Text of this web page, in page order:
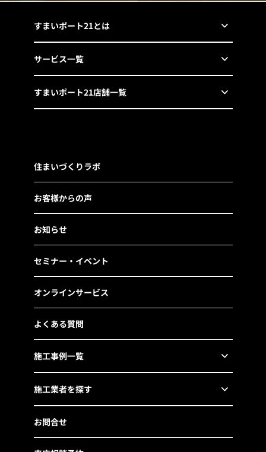
すまいポート21とは
サービス一覧
すまいポート21店舗一覧
住まいづくりラボ
お客様からの声
お知らせ
セミナー・イベント
オンラインサービス
よくある質問
施工事例一覧
施工業者を探す
お問合せ